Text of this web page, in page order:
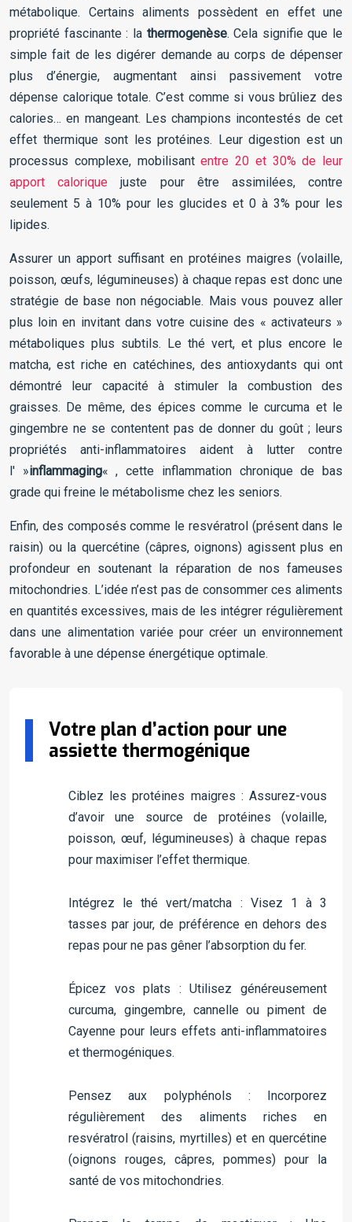
métabolique. Certains aliments possèdent en effet une
propriété fascinante : la thermogenèse. Cela signifie que le
simple fait de les digérer demande au corps de dépenser
plus d’énergie, augmentant ainsi passivement votre
dépense calorique totale. C’est comme si vous brûliez des
calories… en mangeant. Les champions incontestés de cet
effet thermique sont les protéines. Leur digestion est un
processus complexe, mobilisantentre 20 et 30% de leur
apport calorique juste pour être assimilées, contre
seulement 5 à 10% pour les glucides et 0 à 3% pour les
lipides.
Assurer un apport suffisant en protéines maigres (volaille,
poisson, œufs, légumineuses) à chaque repas est donc une
stratégie de base non négociable. Mais vous pouvez aller
plus loin en invitant dans votre cuisine des « activateurs »
métaboliques plus subtils. Le thé vert, et plus encore le
matcha, est riche en catéchines, des antioxydants qui ont
démontré leur capacité à stimuler la combustion des
graisses. De même, des épices comme le curcuma et le
gingembre ne se contentent pas de donner du goût ; leurs
propriétés anti-inflammatoires aident à lutter contre
l' »inflammaging« , cette inflammation chronique de bas
grade qui freine le métabolisme chez les seniors.
Enfin, des composés comme le resvératrol (présent dans le
raisin) ou la quercétine (câpres, oignons) agissent plus en
profondeur en soutenant la réparation de nos fameuses
mitochondries. L’idée n’est pas de consommer ces aliments
en quantités excessives, mais de les intégrer régulièrement
dans une alimentation variée pour créer un environnement
favorable à une dépense énergétique optimale.
Votre plan d’action pour une
assiette thermogénique
Ciblez les protéines maigres : Assurez-vous
d’avoir une source de protéines (volaille,
poisson, œuf, légumineuses) à chaque repas
pour maximiser l’effet thermique.
Intégrez le thé vert/matcha : Visez 1 à 3
tasses par jour, de préférence en dehors des
repas pour ne pas gêner l’absorption du fer.
Épicez vos plats : Utilisez généreusement
curcuma, gingembre, cannelle ou piment de
Cayenne pour leurs effets anti-inflammatoires
et thermogéniques.
Pensez aux polyphénols : Incorporez
régulièrement des aliments riches en
resvératrol (raisins, myrtilles) et en quercétine
(oignons rouges, câpres, pommes) pour la
santé de vos mitochondries.